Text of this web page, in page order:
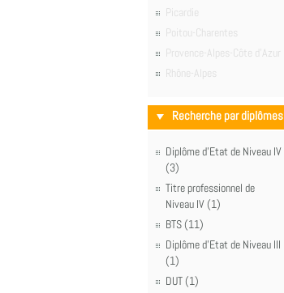
Picardie
Poitou-Charentes
Provence-Alpes-Côte d'Azur
Rhône-Alpes
Recherche par diplômes
Diplôme d'Etat de Niveau IV
(3)
Titre professionnel de
Niveau IV (1)
BTS (11)
Diplôme d'Etat de Niveau III
(1)
DUT (1)